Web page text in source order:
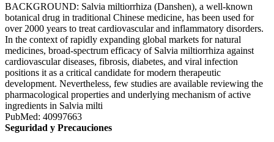
BACKGROUND: Salvia miltiorrhiza (Danshen), a well-known
botanical drug in traditional Chinese medicine, has been used for
over 2000 years to treat cardiovascular and inflammatory disorders.
In the context of rapidly expanding global markets for natural
medicines, broad-spectrum efficacy of Salvia miltiorrhiza against
cardiovascular diseases, fibrosis, diabetes, and viral infection
positions it as a critical candidate for modern therapeutic
development. Nevertheless, few studies are available reviewing the
pharmacological properties and underlying mechanism of active
ingredients in Salvia milti
PubMed: 40997663
Seguridad y Precauciones